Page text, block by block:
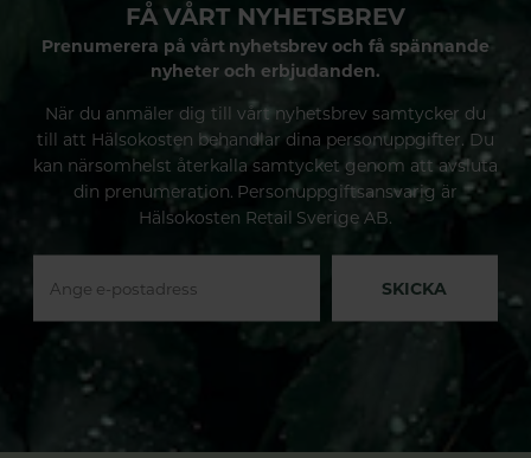
FÅ VÅRT NYHETSBREV
Prenumerera på vårt nyhetsbrev och få spännande
nyheter och erbjudanden.
När du anmäler dig till vårt nyhetsbrev samtycker du
till att Hälsokosten behandlar dina personuppgifter. Du
kan närsomhelst återkalla samtycket genom att avsluta
din prenumeration. Personuppgiftsansvarig är
Hälsokosten Retail Sverige AB.
SKICKA